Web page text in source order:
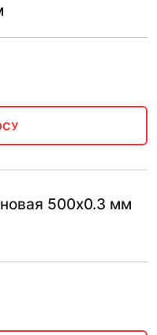
500х0.3 мм